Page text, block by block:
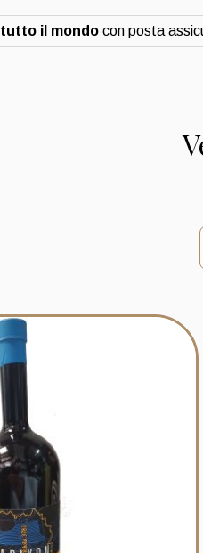
tutto il mondocon posta